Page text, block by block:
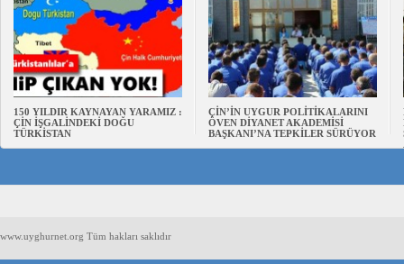
150 YILDIR KAYNAYAN YARAMIZ :
ÇİN İŞGALİNDEKİ DOĞU
TÜRKİSTAN
ÇİN’İN UYGUR POLİTİKALARINI
ÖVEN DİYANET AKADEMİSİ
BAŞKANI’NA TEPKİLER SÜRÜYOR
www.uyghurnet.org Tüm hakları saklıdır